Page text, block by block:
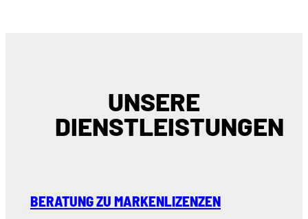
UNSERE
DIENSTLEISTUNGEN
BERATUNG ZU MARKENLIZENZEN